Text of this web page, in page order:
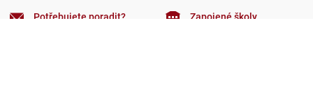
Potřebujete poradit? Zapojené školy